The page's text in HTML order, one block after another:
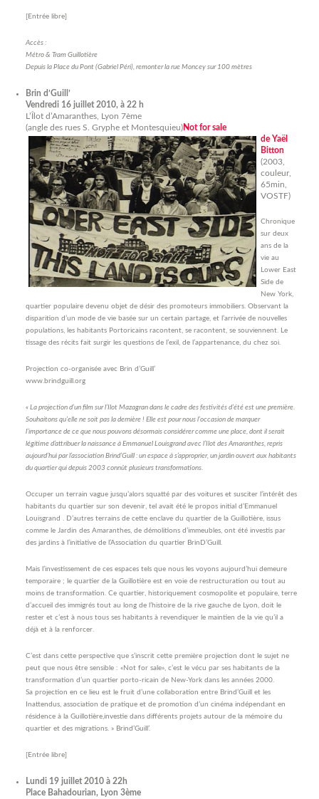
[Entrée libre]
Accès :
Métro & Tram Guillotière
Depuis la Place du Pont (Gabriel Péri), remonter la rue Moncey sur 100 mètres
Brin d’Guill’
Vendredi 16 juillet 2010, à 22 h
L’Îlot d’Amaranthes, Lyon 7ème
(angle des rues S. Gryphe et Montesquieu)Not for sale
de Yaël
Bitton
(2003,
couleur,
65min,
VOSTF)
Chronique
sur deux
ans de la
vie au
Lower East
Side de
New York,
quartier populaire devenu objet de désir des promoteurs immobiliers. Observant la
disparition d’un mode de vie basée sur un certain partage, et l’arrivée de nouvelles
populations, les habitants Portoricains racontent, se racontent, se souviennent. Le
tissage des récits fait surgir les questions de l’exil, de l’appartenance, du chez soi.
Projection co-organisée avec Brin d’Guill’
www.brindguill.org
« La projection d’un film sur l’Ilot Mazagran dans le cadre des festivités d’été est une première.
Souhaitons qu’elle ne soit pas la dernière ! Elle est pour nous l’occasion de marquer
l’importance de ce que nous pouvons désormais considérer comme une place, dont il serait
légitime d’attribuer la naissance à Emmanuel Louisgrand avec l’Ilot des Amaranthes, repris
aujourd’hui par l’association Brind’Guill : un espace à s’approprier, un jardin ouvert aux habitants
du quartier qui depuis 2003 connût plusieurs transformations.
Occuper un terrain vague jusqu’alors squatté par des voitures et susciter l’intérêt des
habitants du quartier sur son devenir, tel avait été le propos initial d’Emmanuel
Louisgrand . D’autres terrains de cette enclave du quartier de la Guillotière, issus
comme le Jardin des Amaranthes, de démolitions d’immeubles, ont été investis par
des jardins à l’initiative de l’Association du quartier BrinD’Guill.
Mais l’investissement de ces espaces tels que nous les voyons aujourd’hui demeure
temporaire ; le quartier de la Guillotière est en voie de restructuration ou tout au
moins de transformation. Ce quartier, historiquement cosmopolite et populaire, terre
d’accueil des immigrés tout au long de l’histoire de la rive gauche de Lyon, doit le
rester et c’est à nous tous ses habitants à revendiquer le maintien de la vie qu’il a
déjà et à la renforcer.
C’est dans cette perspective que s’inscrit cette première projection dont le sujet ne
peut que nous être sensible : «Not for sale», c’est le vécu par ses habitants de la
transformation d’un quartier porto-ricain de New-York dans les années 2000.
Sa projection en ce lieu est le fruit d’une collaboration entre Brind’Guill et les
Inattendus, association de pratique et de promotion d’un cinéma indépendant en
résidence à la Guillotière,investie dans différents projets autour de la mémoire du
quartier et des migrations. » Brind’Guill’.
[Entrée libre]
Lundi 19 juillet 2010 à 22h
Place Bahadourian, Lyon 3ème